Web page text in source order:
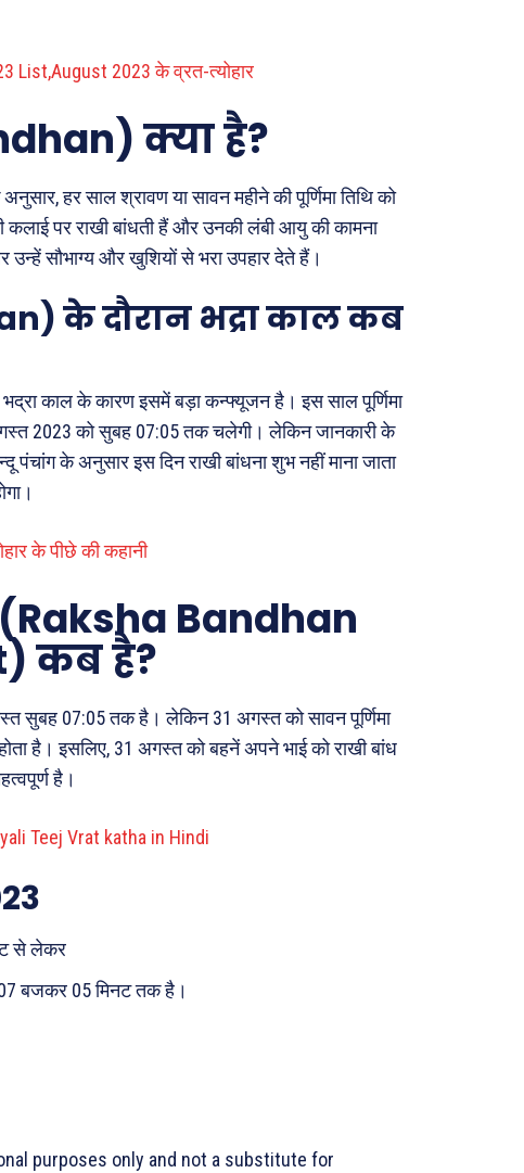
List,August 2023 के व्रत-त्योहार
क्या है?
हर साल श्रावण या सावन महीने की पूर्णिमा तिथि को
कलाई पर राखी बांधती हैं और उनकी लंबी आयु की कामना
उन्हें सौभाग्य और खुशियों से भरा उपहार देते हैं।
के दौरान भद्रा काल कब
काल के कारण इसमें बड़ा कन्फ्यूजन है। इस साल पूर्णिमा
2023 को सुबह 07:05 तक चलेगी। लेकिन जानकारी के
पंचांग के अनुसार इस दिन राखी बांधना शुभ नहीं माना जाता
के पीछे की कहानी
Bandhan
कब है?
सुबह 07:05 तक है। लेकिन 31 अगस्त को सावन पूर्णिमा
है। इसलिए, 31 अगस्त को बहनें अपने भाई को राखी बांध
है।
Teej Vrat katha in Hindi
से लेकर
07 बजकर 05 मिनट तक है।
purposes only and not a substitute for